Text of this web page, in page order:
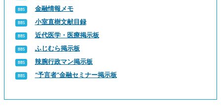
金融情報メモ
小室直樹文献目録
近代医学・医療掲示板
ふじむら掲示板
辣腕行政マン掲示板
“予言者”金融セミナー掲示板